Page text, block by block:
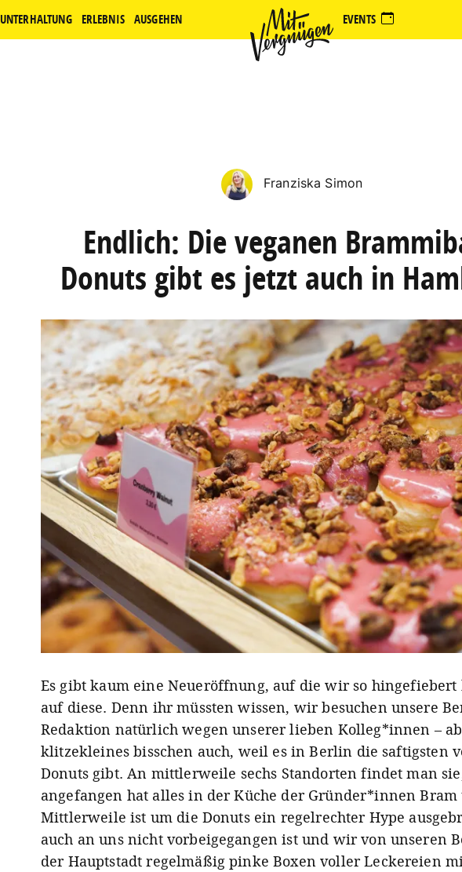
UNTERHALTUNG ERLEBNIS AUSGEHEN EVENTS
Franziska Simon
Endlich: Die veganen
Donuts gibt es jetzt auch in
Es gibt kaum eine Neueröffnung, aufdie wir so hingefiebert
auf diese. Denn ihr müssten wissen, wir besuchen unsere
Redaktion natürlich wegen unserer lieben Kolleg*innen –
klitzekleines bisschen auch, weil es in Berlin die saftigsten
Donuts gibt. An mittlerweile sechs Standorten findet man
angefangen hat alles in der Küche der Gründer*innen Bram
Mittlerweile ist um die Donuts ein regelrechter Hype
auch an uns nicht vorbeigegangen ist und wir von unseren
der Hauptstadt regelmäßig pinke Boxen voller Leckereien